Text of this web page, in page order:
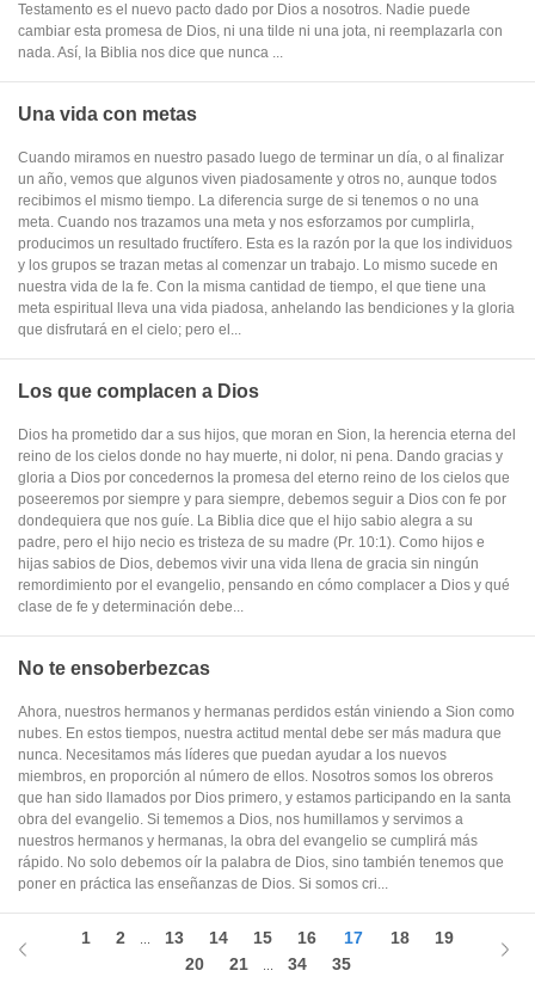
Testamento es el nuevo pacto dado por Dios a nosotros. Nadie puede
cambiar esta promesa de Dios, ni una tilde ni una jota, ni reemplazarla con
nada. Así, la Biblia nos dice que nunca ...
Una vida con metas
Cuando miramos en nuestro pasado luego de terminar un día, o al finalizar
un año, vemos que algunos viven piadosamente y otros no, aunque todos
recibimos el mismo tiempo. La diferencia surge de si tenemos o no una
meta. Cuando nos trazamos una meta y nos esforzamos por cumplirla,
producimos un resultado fructífero. Esta es la razón por la que los individuos
y los grupos se trazan metas al comenzar un trabajo. Lo mismo sucede en
nuestra vida de la fe. Con la misma cantidad de tiempo, el que tiene una
meta espiritual lleva una vida piadosa, anhelando las bendiciones y la gloria
que disfrutará en el cielo; pero el...
Los que complacen a Dios
Dios ha prometido dar a sus hijos, que moran en Sion, la herencia eterna del
reino de los cielos donde no hay muerte, ni dolor, ni pena. Dando gracias y
gloria a Dios por concedernos la promesa del eterno reino de los cielos que
poseeremos por siempre y para siempre, debemos seguir a Dios con fe por
dondequiera que nos guíe. La Biblia dice que el hijo sabio alegra a su
padre, pero el hijo necio es tristeza de su madre (Pr. 10:1). Como hijos e
hijas sabios de Dios, debemos vivir una vida llena de gracia sin ningún
remordimiento por el evangelio, pensando en cómo complacer a Dios y qué
clase de fe y determinación debe...
No te ensoberbezcas
Ahora, nuestros hermanos y hermanas perdidos están viniendo a Sion como
nubes. En estos tiempos, nuestra actitud mental debe ser más madura que
nunca. Necesitamos más líderes que puedan ayudar a los nuevos
miembros, en proporción al número de ellos. Nosotros somos los obreros
que han sido llamados por Dios primero, y estamos participando en la santa
obra del evangelio. Si tememos a Dios, nos humillamos y servimos a
nuestros hermanos y hermanas, la obra del evangelio se cumplirá más
rápido. No solo debemos oír la palabra de Dios, sino también tenemos que
poner en práctica las enseñanzas de Dios. Si somos cri...
1 2 13 14 15 16 17 18
19
20
21 34 35